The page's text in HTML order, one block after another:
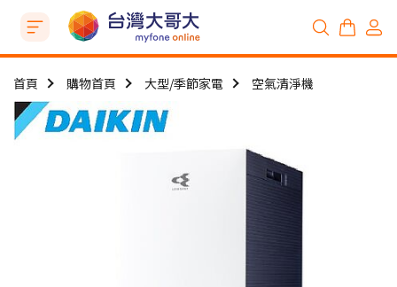
首頁 購物首頁 大型/季節家電 空氣清淨機